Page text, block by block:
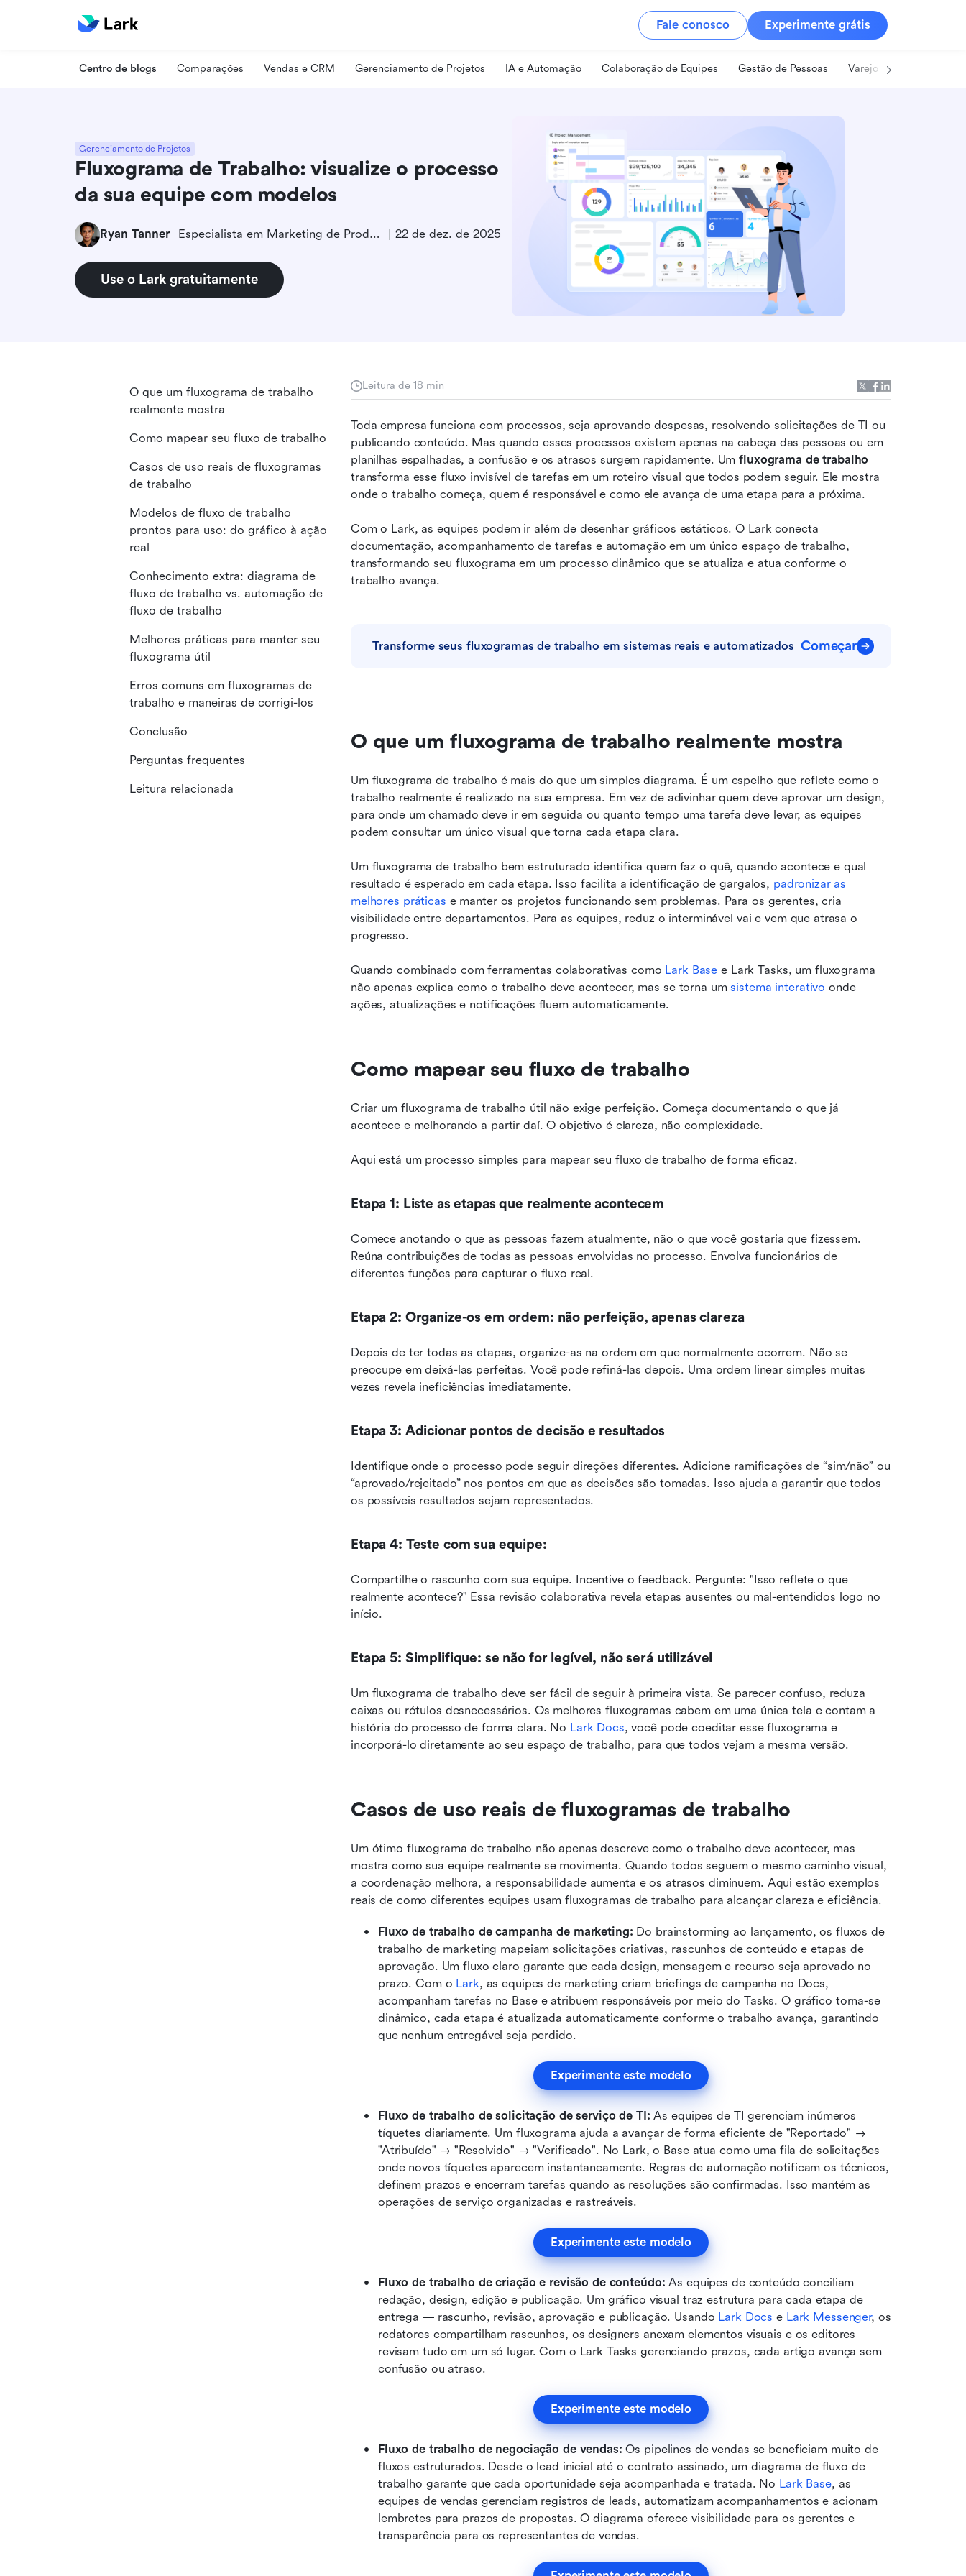
Fale conosco Experimente grátis
Centro de blogs Comparações Vendas e CRM Gerenciamento de Projetos IA e Automação Colaboração de Equipes Gestão de Pessoas Varejo
Gerenciamento de Projetos
Fluxograma de Trabalho: visualize o processo
da sua equipe com modelos
Ryan Tanner Especialista em Marketing de Produto 22 de dez. de 2025
Use o Lark gratuitamente
Leitura de 18 min
Toda empresa funciona com processos, seja aprovando despesas, resolvendo solicitações de TI ou
publicando conteúdo. Mas quando esses processos existem apenas na cabeça das pessoas ou em
planilhas espalhadas, a confusão e os atrasos surgem rapidamente. Um fluxograma de trabalho
transforma esse fluxo invisível de tarefas em um roteiro visual que todos podem seguir. Ele mostra
onde o trabalho começa, quem é responsável e como ele avança de uma etapa para a próxima.
Com o Lark, as equipes podem ir além de desenhar gráficos estáticos. O Lark conecta
documentação, acompanhamento de tarefas e automação em um único espaço de trabalho,
transformando seu fluxograma em um processo dinâmico que se atualiza e atua conforme o
trabalho avança.
Transforme seus fluxogramas de trabalho em sistemas reais e automatizados Começar
O que um fluxograma de trabalho realmente mostra
Um fluxograma de trabalho é mais do que um simples diagrama. É um espelho que reflete como o
trabalho realmente é realizado na sua empresa. Em vez de adivinhar quem deve aprovar um design,
para onde um chamado deve ir em seguida ou quanto tempo uma tarefa deve levar, as equipes
podem consultar um único visual que torna cada etapa clara.
Um fluxograma de trabalho bem estruturado identifica quem faz o quê, quando acontece e qual
resultado é esperado em cada etapa. Isso facilita a identificação de gargalos, padronizar as
melhores práticas e manter os projetos funcionando sem problemas. Para os gerentes, cria
visibilidade entre departamentos. Para as equipes, reduz o interminável vai e vem que atrasa o
progresso.
Quando combinado com ferramentas colaborativas como Lark Base e Lark Tasks, um fluxograma
não apenas explica como o trabalho deve acontecer, mas se torna um sistema interativo onde
ações, atualizações e notificações fluem automaticamente.
Como mapear seu fluxo de trabalho
Criar um fluxograma de trabalho útil não exige perfeição. Começa documentando o que já
acontece e melhorando a partir daí. O objetivo é clareza, não complexidade.
Aqui está um processo simples para mapear seu fluxo de trabalho de forma eficaz.
Etapa 1: Liste as etapas que realmente acontecem
Comece anotando o que as pessoas fazem atualmente, não o que você gostaria que fizessem.
Reúna contribuições de todas as pessoas envolvidas no processo. Envolva funcionários de
diferentes funções para capturar o fluxo real.
Etapa 2: Organize-os em ordem: não perfeição, apenas clareza
Depois de ter todas as etapas, organize-as na ordem em que normalmente ocorrem. Não se
preocupe em deixá-las perfeitas. Você pode refiná-las depois. Uma ordem linear simples muitas
vezes revela ineficiências imediatamente.
Etapa 3: Adicionar pontos de decisão e resultados
Identifique onde o processo pode seguir direções diferentes. Adicione ramificações de “sim/não” ou
“aprovado/rejeitado” nos pontos em que as decisões são tomadas. Isso ajuda a garantir que todos
os possíveis resultados sejam representados.
Etapa 4: Teste com sua equipe:
Compartilhe o rascunho com sua equipe. Incentive o feedback. Pergunte: "Isso reflete o que
realmente acontece?" Essa revisão colaborativa revela etapas ausentes ou mal-entendidos logo no
início.
Etapa 5: Simplifique: se não for legível, não será utilizável
Um fluxograma de trabalho deve ser fácil de seguir à primeira vista. Se parecer confuso, reduza
caixas ou rótulos desnecessários. Os melhores fluxogramas cabem em uma única tela e contam a
história do processo de forma clara. No Lark Docs, você pode coeditar esse fluxograma e
incorporá-lo diretamente ao seu espaço de trabalho, para que todos vejam a mesma versão.
Casos de uso reais de fluxogramas de trabalho
Um ótimo fluxograma de trabalho não apenas descreve como o trabalho deve acontecer, mas
mostra como sua equipe realmente se movimenta. Quando todos seguem o mesmo caminho visual,
a coordenação melhora, a responsabilidade aumenta e os atrasos diminuem. Aqui estão exemplos
reais de como diferentes equipes usam fluxogramas de trabalho para alcançar clareza e eficiência.
Fluxo de trabalho de campanha de marketing: Do brainstorming ao lançamento, os fluxos de
trabalho de marketing mapeiam solicitações criativas, rascunhos de conteúdo e etapas de
aprovação. Um fluxo claro garante que cada design, mensagem e recurso seja aprovado no
prazo. Com o Lark, as equipes de marketing criam briefings de campanha no Docs,
acompanham tarefas no Base e atribuem responsáveis por meio do Tasks. O gráfico torna-se
dinâmico, cada etapa é atualizada automaticamente conforme o trabalho avança, garantindo
que nenhum entregável seja perdido.
Experimente este modelo
Fluxo de trabalho de solicitação de serviço de TI: As equipes de TI gerenciam inúmeros
tíquetes diariamente. Um fluxograma ajuda a avançar de forma eficiente de "Reportado" →
"Atribuído" → "Resolvido" → "Verificado". No Lark, o Base atua como uma fila de solicitações
onde novos tíquetes aparecem instantaneamente. Regras de automação notificam os técnicos,
definem prazos e encerram tarefas quando as resoluções são confirmadas. Isso mantém as
operações de serviço organizadas e rastreáveis.
Experimente este modelo
Fluxo de trabalho de criação e revisão de conteúdo: As equipes de conteúdo conciliam
redação, design, edição e publicação. Um gráfico visual traz estrutura para cada etapa de
entrega — rascunho, revisão, aprovação e publicação. Usando Lark Docs e Lark Messenger, os
redatores compartilham rascunhos, os designers anexam elementos visuais e os editores
revisam tudo em um só lugar. Com o Lark Tasks gerenciando prazos, cada artigo avança sem
confusão ou atraso.
Experimente este modelo
Fluxo de trabalho de negociação de vendas: Os pipelines de vendas se beneficiam muito de
fluxos estruturados. Desde o lead inicial até o contrato assinado, um diagrama de fluxo de
trabalho garante que cada oportunidade seja acompanhada e tratada. No Lark Base, as
equipes de vendas gerenciam registros de leads, automatizam acompanhamentos e acionam
lembretes para prazos de propostas. O diagrama oferece visibilidade para os gerentes e
transparência para os representantes de vendas.
O que um fluxograma de trabalho
realmente mostra
Como mapear seu fluxo de trabalho
Casos de uso reais de fluxogramas
de trabalho
Modelos de fluxo de trabalho
prontos para uso: do gráfico à ação
real
Conhecimento extra: diagrama de
fluxo de trabalho vs. automação de
fluxo de trabalho
Melhores práticas para manter seu
fluxograma útil
Erros comuns em fluxogramas de
trabalho e maneiras de corrigi-los
Conclusão
Perguntas frequentes
Leitura relacionada